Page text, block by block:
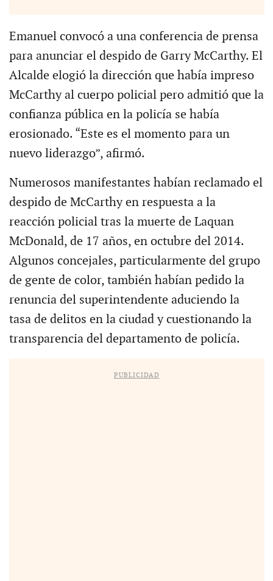
Emanuel convocó a una conferencia de prensa
para anunciar el despido de Garry McCarthy. El
Alcalde elogió la dirección que había impreso
McCarthy al cuerpo policial pero admitió que la
confianza pública en la policía se había
erosionado. “Este es el momento para un
nuevo liderazgo”, afirmó.
Numerosos manifestantes habían reclamado el
despido de McCarthy en respuesta a la
reacción policial tras la muerte de Laquan
McDonald, de 17 años, en octubre del 2014.
Algunos concejales, particularmente del grupo
de gente de color, también habían pedido la
renuncia del superintendente aduciendo la
tasa de delitos en la ciudad y cuestionando la
transparencia del departamento de policía.
PUBLICIDAD